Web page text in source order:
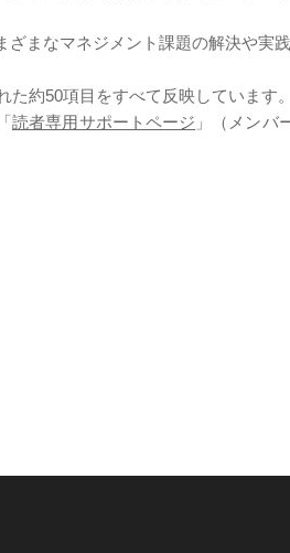
まなマネジメント課題の解決や実
約50項目をすべて反映しています。
読者専用サポートページ 」（メンバ